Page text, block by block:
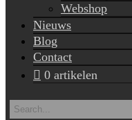
Webshop
Nieuws
Blog
Contact
0 artikelen
Search
for: